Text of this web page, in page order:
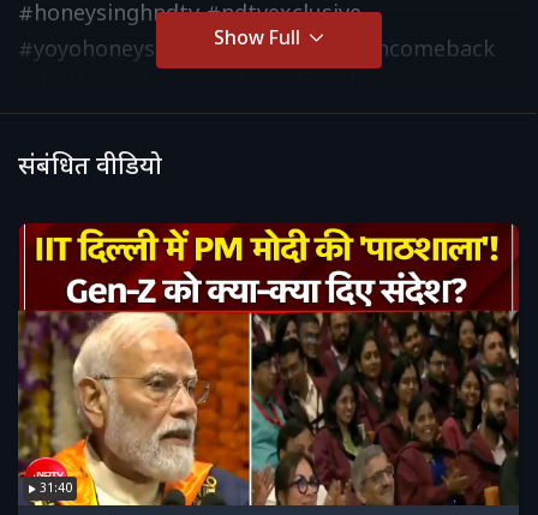
#honeysinghndtv #ndtvexclusive
#yoyohoneysingh2025 #honeysinghcomeback
Show Full
संबंधित वीडियो
31:40